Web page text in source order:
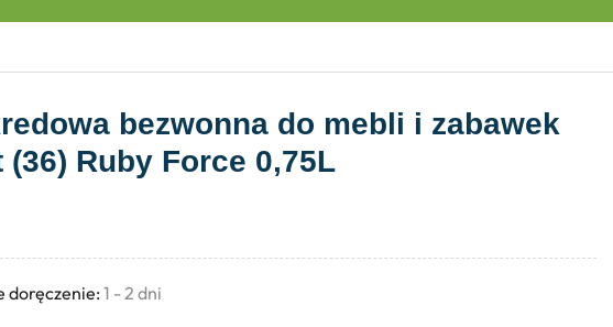
bezwonna do mebli i zabawek
(36) Ruby Force 0,75L
doręczenie: 1 - 2 dni